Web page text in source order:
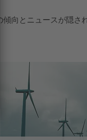
向とニュースが隠さ